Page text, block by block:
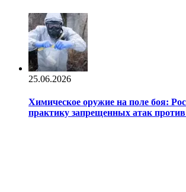
25.06.2026
Химическое оружие на поле боя:
практику запрещенных атак